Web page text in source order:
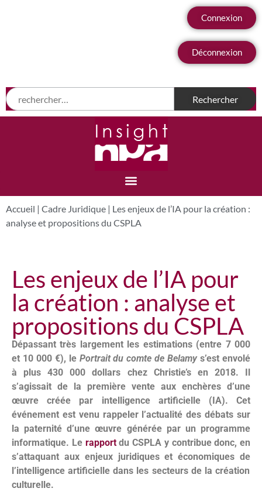
Connexion
Déconnexion
Accueil | Cadre Juridique | Les enjeux de l’IA pour la création :
analyse et propositions du CSPLA
Les enjeux de l’IA pour
la création : analyse et
propositions du CSPLA
Dépassant très largement les estimations (entre 7 000
et 10 000 €), le Portrait du comte de Belamys’est envolé
à plus 430 000 dollars chez Christie’s en 2018. Il
s’agissait de la première vente aux enchères d’une
œuvre créée par intelligence artificielle (IA). Cet
événement est venu rappeler l’actualité des débats sur
la paternité d’une œuvre générée par un programme
informatique. Le rapportdu CSPLA y contribue donc, en
s’attaquant aux enjeux juridiques et économiques de
l’intelligence artificielle dans les secteurs dela création
culturelle.